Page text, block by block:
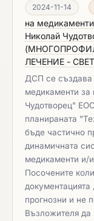
2024-11-14
на
Николай
(
ЛЕЧЕНИЕ -
ДСП се създава
медикаменти
Чудотворец"
планираната
бъде частично
динамичната
медикаменти и/
Посочените
документацията
прогнозни и не
Възложителя да